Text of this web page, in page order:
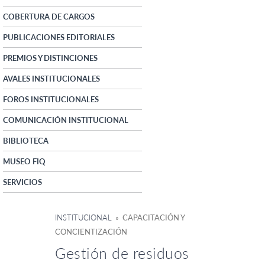
COBERTURA DE CARGOS
PUBLICACIONES EDITORIALES
PREMIOS Y DISTINCIONES
AVALES INSTITUCIONALES
FOROS INSTITUCIONALES
COMUNICACIÓN INSTITUCIONAL
BIBLIOTECA
MUSEO FIQ
SERVICIOS
INSTITUCIONAL
» CAPACITACIÓN Y
CONCIENTIZACIÓN
Gestión de residuos